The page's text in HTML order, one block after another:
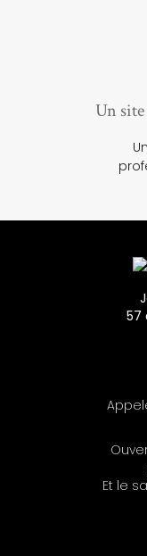
Un
57
Et le